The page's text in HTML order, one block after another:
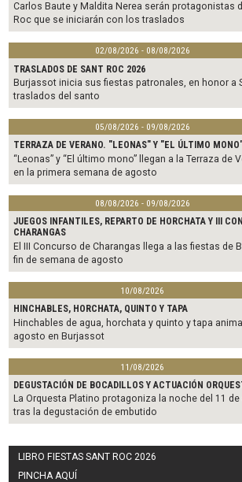
Carlos Baute y Maldita Nerea serán protagonistas
Roc que se iniciarán con los traslados
02/08/2026 - 08/08/2026
TRASLADOS DE SANT ROC 2026
Burjassot inicia sus fiestas patronales, en honor a
traslados del santo
05/08/2026 - 09/08/2026
TERRAZA DE VERANO. "LEONAS" Y "EL ÚLTIMO
“Leonas” y “El último mono” llegan a la Terraza de
en la primera semana de agosto
08/08/2026 - 09/08/2026
JUEGOS INFANTILES, REPARTO DE HORCHATA Y III
CHARANGAS
El III Concurso de Charangas llega a las fiestas de
fin de semana de agosto
10/08/2026
HINCHABLES, HORCHATA, QUINTO Y TAPA
Hinchables de agua, horchata y quinto y tapa
agosto en Burjassot
11/08/2026
DEGUSTACIÓN DE BOCADILLOS Y ACTUACIÓN
La Orquesta Platino protagoniza la noche del 11
tras la degustación de embutido
LIBRO FIESTAS SANT ROC 2026
PINCHA AQUÍ